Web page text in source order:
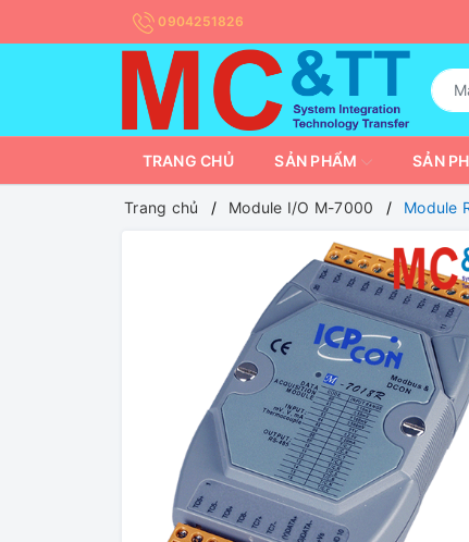
0904251826
TRANG CHỦ SẢN PHẨM SẢN
Trang chủ Module I/O M-7000 Module